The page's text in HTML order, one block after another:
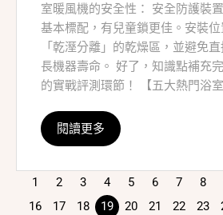
室暖風機的安全性： 安全防護裝
基本標配，有兒童鎖更佳。安裝
「乾溼分離」的乾燥區，並避免
長機器壽命。 好了，知識點補充
的實戰評測環節！ 【五大熱門浴
閱讀更多
1 2 3 4 5 6 7 8
16
17 18 19 20 21 22 23